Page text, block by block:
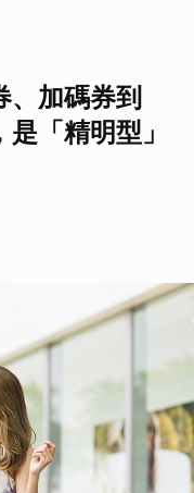
、加碼券到
「精明型」